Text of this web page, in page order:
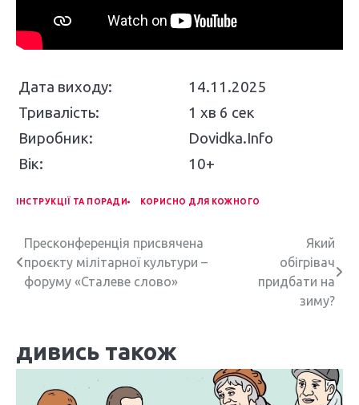
Дата виходу:
14.11.2025
Тривалість:
1 хв 6 сек
Виробник:
Dovidka.Info
Вік:
10+
ІНСТРУКЦІЇ ТА ПОРАДИ КОРИСНО ДЛЯ КОЖНОГО
Н
а
г
Пресконференція присвячена
проєкту мілітарної культури –
форуму «Сталеве слово»
Який
обігрівач
придбати на
зиму?
дивись також